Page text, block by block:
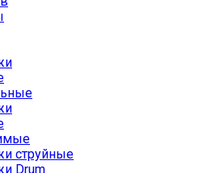
струйные
Drum